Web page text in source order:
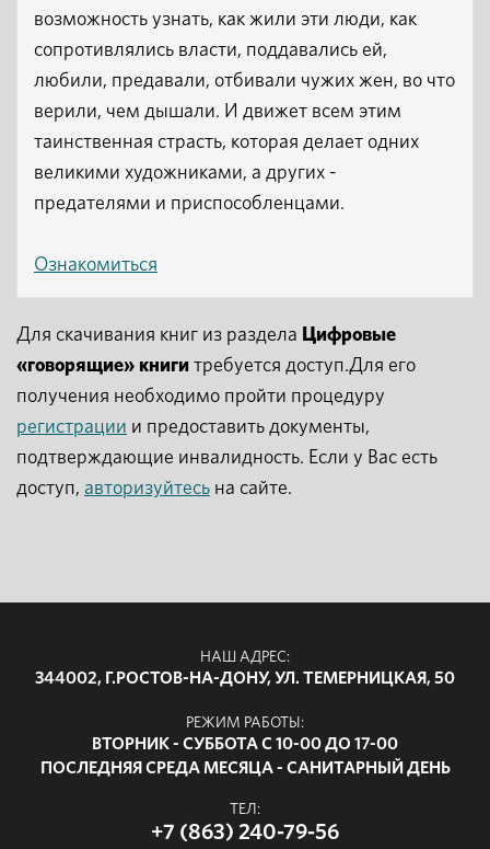
возможность узнать, как жили эти люди, как
сопротивлялись власти, поддавались ей,
любили, предавали, отбивали чужих жен, во что
верили, чем дышали. И движет всем этим
таинственная страсть, которая делает одних
великими художниками, а других -
предателями и приспособленцами.
Ознакомиться
Для скачивания книг из раздела Цифровые
«говорящие» книги требуется доступ.Для его
получения необходимо пройти процедуру
регистрации и предоставить документы,
подтверждающие инвалидность. Если у Вас есть
доступ, авторизуйтесь на сайте.
НАШ АДРЕС:
344002, Г.РОСТОВ-НА-ДОНУ, УЛ. ТЕМЕРНИЦКАЯ, 50
РЕЖИМ РАБОТЫ:
ВТОРНИК - СУББОТА С 10-00 ДО 17-00
ПОСЛЕДНЯЯ СРЕДА МЕСЯЦА - САНИТАРНЫЙ ДЕНЬ
ТЕЛ:
+7 (863) 240-79-56